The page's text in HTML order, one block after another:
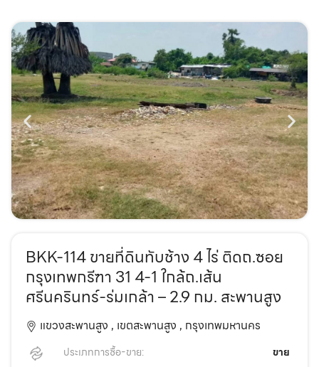
BKK-114 ขายที่ดินทับช้าง 4 ไร่ ติดถ.ซอย
กรุงเทพกรีฑา 31 4-1 ใกล้ถ.เส้น
ศรีนครินทร์-ร่มเกล้า – 2.9 กม. สะพานสูง
แขวงสะพานสูง , เขตสะพานสูง , กรุงเทพมหานคร
ประเภทการซื้อ-ขาย: ขาย